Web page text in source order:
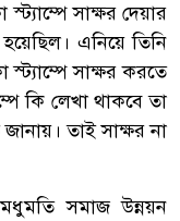
সাক্ষর দেয়ার
এনিয়ে তিনি
সাক্ষর করতে
কি লেখা থাকবে তা
তাই সাক্ষর না
সমাজ উন্নয়ন